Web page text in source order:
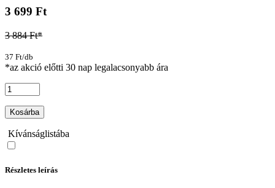
3 699 Ft
3 884 Ft*
37 Ft/db
*az akció előtti 30 nap legalacsonyabb ára
Kosárba
Kívánságlistába
Részletes leírás